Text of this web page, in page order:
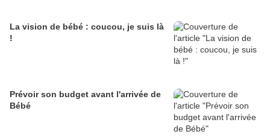
La vision de bébé : coucou, je suis là
!
Prévoir son budget avant l'arrivée de
Bébé